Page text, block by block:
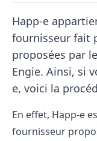
Happ-e
fournisseur fait
proposées par
Engie. Ainsi, si
e, voici la
En effet, Happ-e
fournisseur